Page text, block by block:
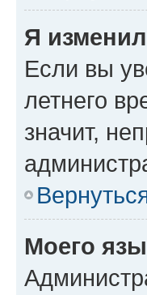
Я
Если вы
летнего
значит,
Моего